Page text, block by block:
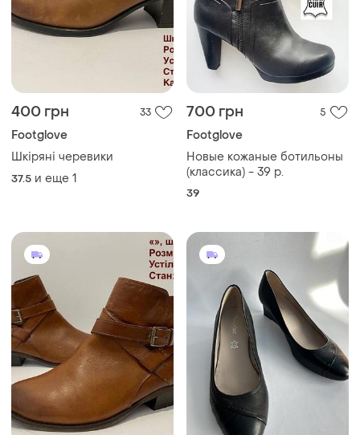
400 грн 33
Footglove
Шкіряні черевики
37.5 и еще 1
700 грн 5
Footglove
Новые кожаные ботильоны
(классика) - 39 р.
39